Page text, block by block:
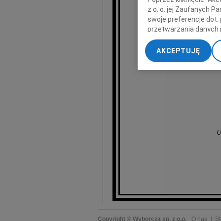
Copyright © Wyborcza sp. z o.o. O nas
z o. o. jej Zaufanych
swoje preferencje dot.
przetwarzania danych
„Ustawienia
My, nasi Zaufani
dokładnych danych
Przechowywanie
treści, badnie
AKCEPTUJĘ